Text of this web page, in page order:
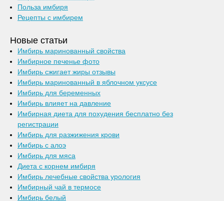
Польза имбиря
Рецепты с имбирем
Новые статьи
Имбирь маринованный свойства
Имбирное печенье фото
Имбирь сжигает жиры отзывы
Имбирь маринованный в яблочном уксусе
Имбирь для беременных
Имбирь влияет на давление
Имбирная диета для похудения бесплатно без
регистрации
Имбирь для разжижения крови
Имбирь с алоэ
Имбирь для мяса
Диета с корнем имбиря
Имбирь лечебные свойства урология
Имбирный чай в термосе
Имбирь белый